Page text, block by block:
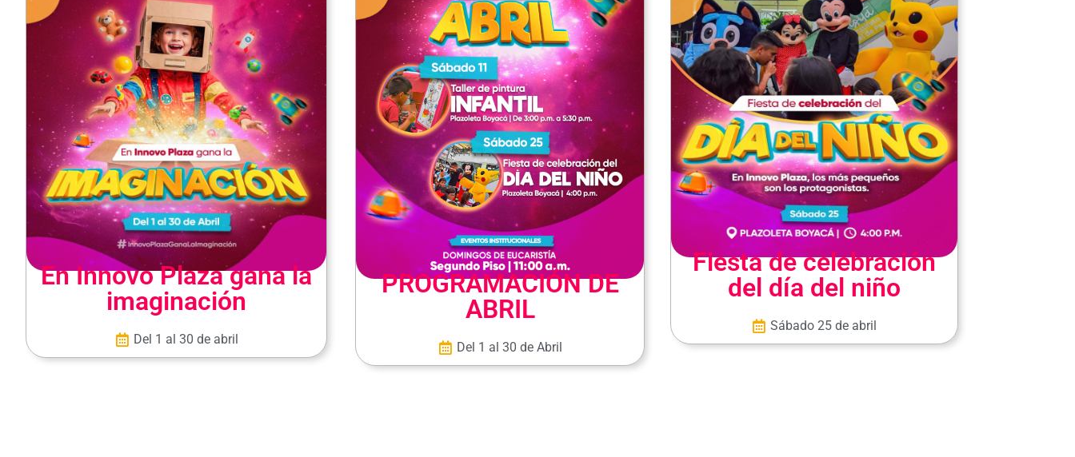
En Innovo Plaza gana la
imaginación
Del 1 al 30 de abril
PROGRAMACIÓN DE
ABRIL
Del 1 al 30 de Abril
Fiesta de celebración
del día del niño
Sábado 25 de abril